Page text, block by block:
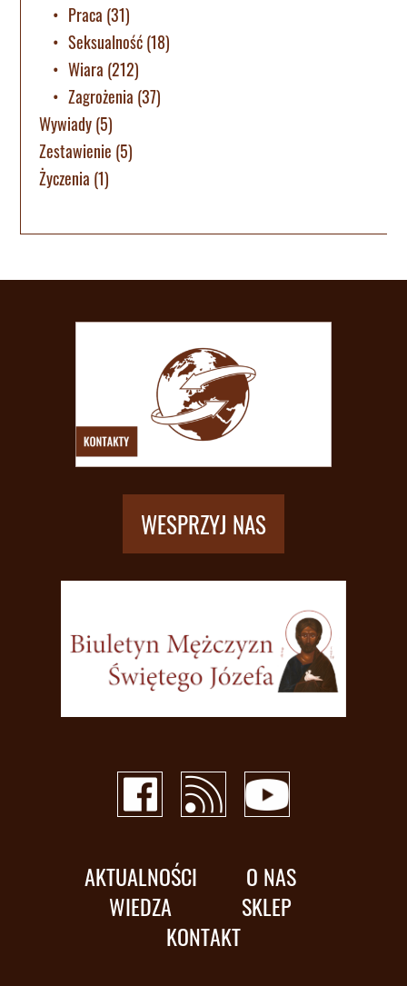
Praca (31)
Seksualność(18)
Wiara (212)
Zagrożenia (37)
Wywiady(5)
Zestawienie (5)
Życzenia (1)
WESPRZYJ NAS
AKTUALNOŚCI
O NAS
WIEDZA
SKLEP
KONTAKT